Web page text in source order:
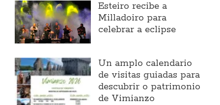
Esteiro recibe a
Milladoiro para
celebrar a eclipse
Un amplo calendario
de visitas guiadas para
descubrir o patrimonio
de Vimianzo